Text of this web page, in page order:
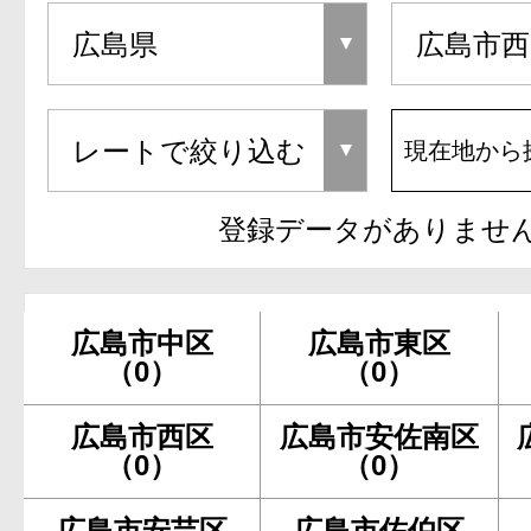
現在地から
登録データがありませ
広島市中区
（0）
広島市東区
（0）
広島市西区
（0）
広島市安佐南区
（0）